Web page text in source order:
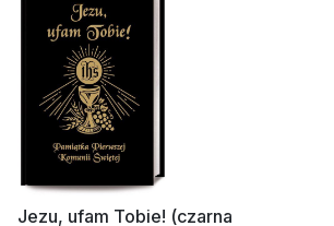
Jezu, ufam Tobie! (czarna